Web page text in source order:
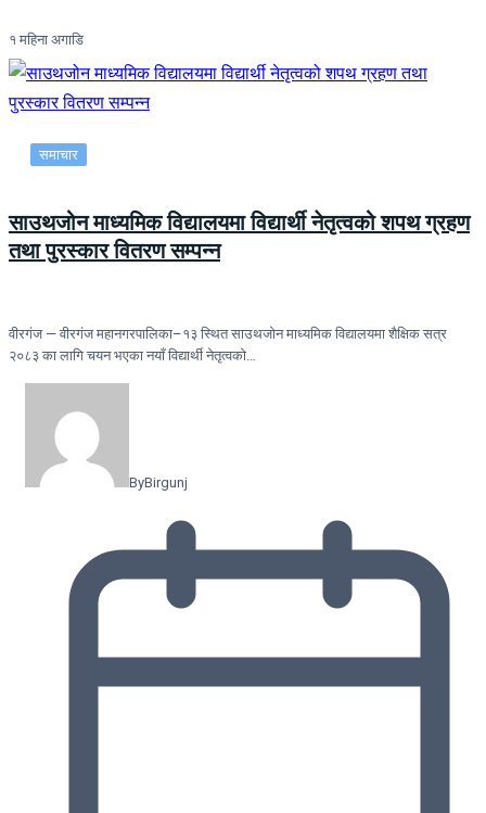
१ महिना अगाडि
समाचार
साउथजोन माध्यमिक विद्यालयमा विद्यार्थी नेतृत्वको शपथ ग्रहण
तथा पुरस्कार वितरण सम्पन्न
वीरगंज — वीरगंज महानगरपालिका–१३ स्थित साउथजोन माध्यमिक विद्यालयमा शैक्षिक सत्र
२०८३ का लागि चयन भएका नयाँ विद्यार्थी नेतृत्वको…
ByBirgunj